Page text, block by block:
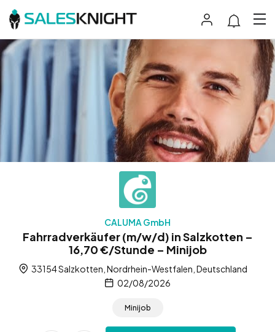
CALUMA GmbH
Fahrradverkäufer (m/w/d) in Salzkotten –
16,70 €/Stunde – Minijob
33154 Salzkotten, Nordrhein-Westfalen, Deutschland
02/08/2026
Minijob